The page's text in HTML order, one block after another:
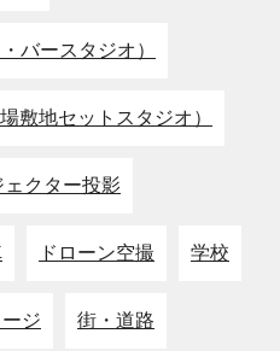
バースタジオ）
敷地セットスタジオ）
ェクター投影
ドローン空撮 学校
ジ 街・道路